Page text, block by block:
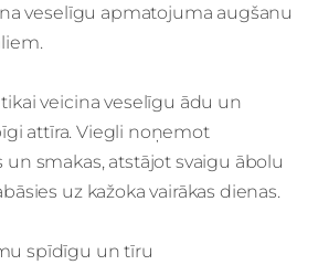
veselīgu apmatojuma augšanu
veicina veselīgu ādu un
attīra. Viegli noņemot
smakas, atstājot svaigu ābolu
uz kažoka vairākas dienas.
spīdīgu un tīru